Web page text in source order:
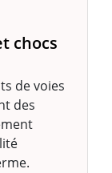
chocs
de voies
des